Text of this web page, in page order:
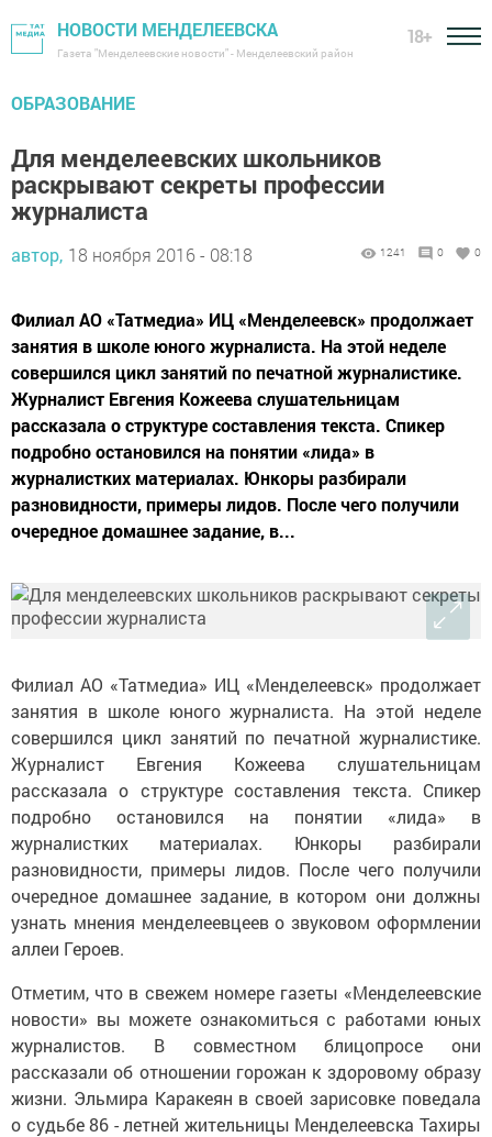
НОВОСТИ МЕНДЕЛЕЕВСКА
Газета "Менделеевские новости" - Менделеевский район
18+
ОБРАЗОВАНИЕ
Для менделеевских школьников
раскрывают секреты профессии
журналиста
автор, 18 ноября 2016 - 08:18 1241 0 0
Филиал АО «Татмедиа» ИЦ «Менделеевск» продолжает
занятия в школе юного журналиста. На этой неделе
совершился цикл занятий по печатной журналистике.
Журналист Евгения Кожеева слушательницам
рассказала о структуре составления текста. Спикер
подробно остановился на понятии «лида» в
журналистких материалах. Юнкоры разбирали
разновидности, примеры лидов. После чего получили
очередное домашнее задание, в...
Филиал АО «Татмедиа» ИЦ «Менделеевск» продолжает
занятия в школе юного журналиста. На этой неделе
совершился цикл занятий по печатной журналистике.
Журналист Евгения Кожеева слушательницам
рассказала о структуре составления текста. Спикер
подробно остановился на понятии «лида» в
журналистких материалах. Юнкоры разбирали
разновидности, примеры лидов. После чего получили
очередное домашнее задание, в котором они должны
узнать мнения менделеевцеев о звуковом оформлении
аллеи Героев.
Отметим, что в свежем номере газеты «Менделеевские
новости» вы можете ознакомиться с работами юных
журналистов. В совместном блицопросе они
рассказали об отношении горожан к здоровому образу
жизни. Эльмира Каракеян в своей зарисовке поведала
о судьбе 86 - летней жительницы Менделеевска Тахиры